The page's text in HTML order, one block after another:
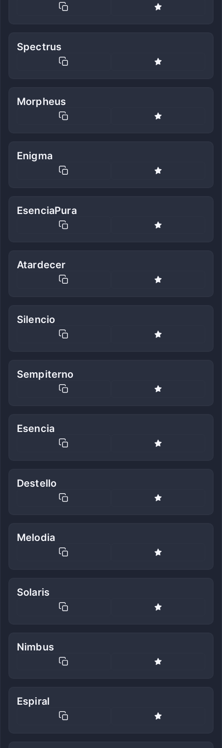
Spectrus
Morpheus
Enigma
EsenciaPura
Atardecer
Silencio
Sempiterno
Esencia
Destello
Melodia
Solaris
Nimbus
Espiral